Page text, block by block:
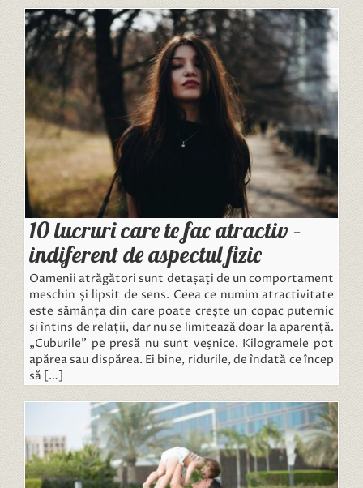
10 lucruri care te fac atractiv –
indiferent de aspectul fizic
Oamenii atrăgători sunt detașați de un comportament
meschin și lipsit de sens. Ceea ce numim atractivitate
este sămânța din care poate crește un copac puternic
și întins de relații, dar nu se limitează doar la aparență.
„Cuburile” pe presă nu sunt veșnice. Kilogramele pot
apărea sau dispărea. Ei bine, ridurile, de îndată ce încep
să […]